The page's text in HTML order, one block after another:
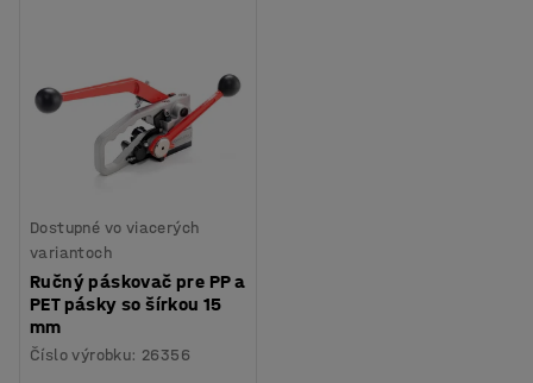
Dostupné vo viacerých
variantoch
Ručný páskovač pre PP a
PET pásky so šírkou 15
mm
Číslo výrobku: 26356